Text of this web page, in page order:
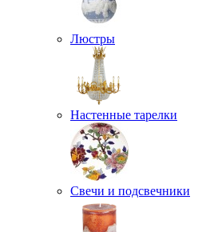
Люстры
Настенные тарелки
Свечи и подсвечники